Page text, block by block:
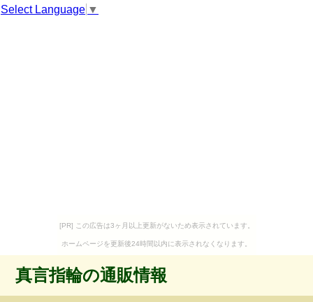
Select Language ▼
[PR] この広告は3ヶ月以上更新がないため表示されています。
ホームページを更新後24時間以内に表示されなくなります。
真言指輪の通販情報